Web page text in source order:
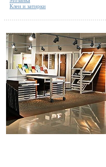
Клеи и затирки